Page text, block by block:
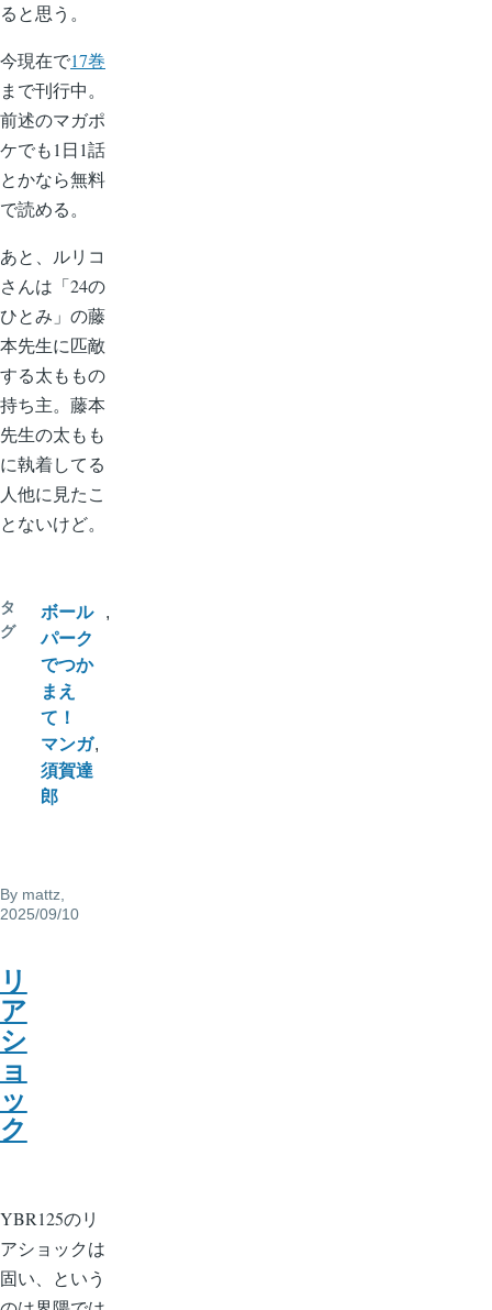
ると思う。
今現在で17巻
まで刊行中。
前述のマガポ
ケでも1日1話
とかなら無料
で読める。
あと、ルリコ
さんは「24の
ひとみ」の藤
本先生に匹敵
する太ももの
持ち主。藤本
先生の太もも
に執着してる
人他に見たこ
とないけど。
タ
グ
ボール
パーク
でつか
まえ
て！
マンガ
須賀達
郎
By mattz
2025/09/10
リ
ア
シ
ョ
ッ
ク
YBR125のリ
アショックは
固い、という